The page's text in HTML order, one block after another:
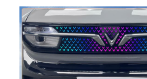
5 dựa trên
đánh giá